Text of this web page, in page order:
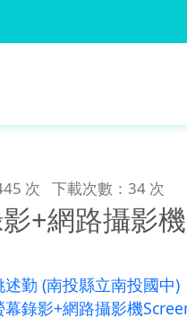
次 下載次數：34 次
+網路攝影
述勤 (南投縣立南投國中)
幕錄影+網路攝影機